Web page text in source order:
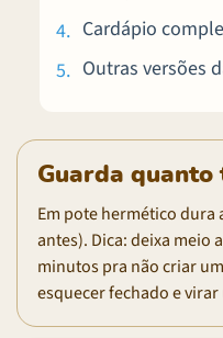
Cardápio
Outras versões
Guarda quanto
Em pote hermético dura
antes). Dica: deixa meio
minutos pra não criar
esquecer fechado e